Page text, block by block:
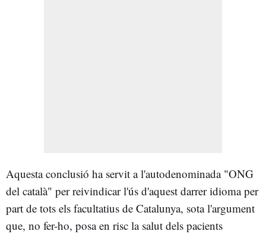
Aquesta conclusió ha servit a l'autodenominada "ONG
del català" per reivindicar l'ús d'aquest darrer idioma per
part de tots els facultatius de Catalunya, sota l'argument
que, no fer-ho, posa en risc la salut dels pacients